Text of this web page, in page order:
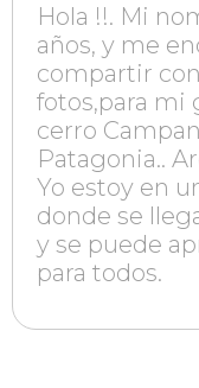
Hola !!. Mi
años, y me
compartir
fotos,para mi
cerro
Patagonia..
Yo estoy en
donde se
y se puede
para todos.